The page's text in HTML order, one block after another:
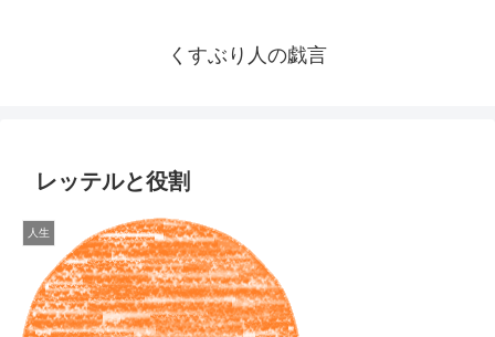
くすぶり人の戯言
レッテルと役割
人生